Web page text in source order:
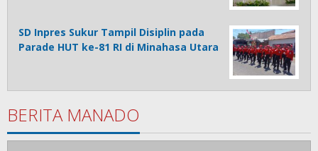
SD Inpres Sukur Tampil Disiplin pada
Parade HUT ke-81 RI di Minahasa Utara
BERITA MANADO